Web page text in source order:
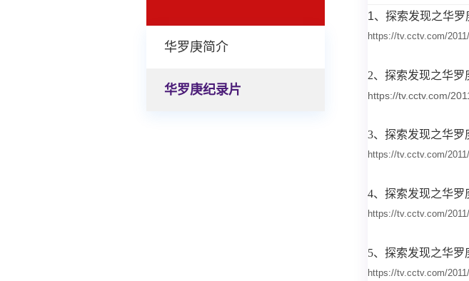
华罗庚简介
华罗庚纪录片
1、 探索发现之华罗
https://tv.cctv.com/
2、 探索发现之华罗
https://tv.cctv.com/
3、 探索发现之华罗
https://tv.cctv.com/
4、 探索发现之华罗
https://tv.cctv.com/
5、 探索发现之华罗
https://tv.cctv.com/